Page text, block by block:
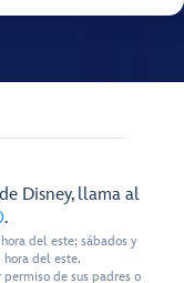
Disney, llama al
.
del este; sábados y
del este.
permiso de sus padres o